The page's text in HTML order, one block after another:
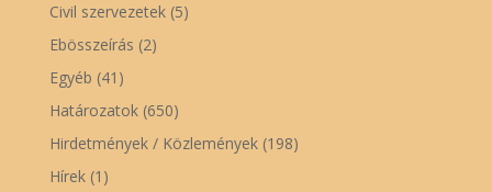
Civil szervezetek(5)
Ebösszeírás (2)
Egyéb (41)
Határozatok(650)
Hirdetmények / Közlemények(198)
Hírek(1)